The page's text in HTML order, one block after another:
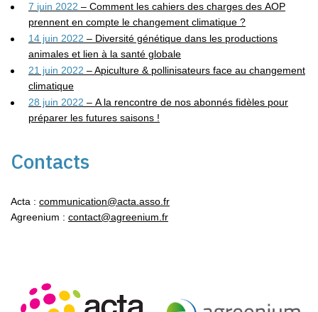
7 juin 2022 – Comment les cahiers des charges des AOP
prennent en compte le changement climatique ?
14 juin 2022 – Diversité génétique dans les productions
animales et lien à la santé globale
21 juin 2022 – Apiculture & pollinisateurs face au changement
climatique
28 juin 2022 – A la rencontre de nos abonnés fidèles pour
préparer les futures saisons !
Contacts
Acta : communication@acta.asso.fr
Agreenium : contact@agreenium.fr